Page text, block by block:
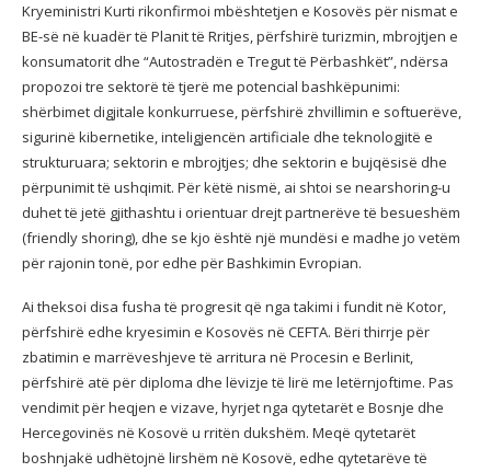
Kryeministri Kurti rikonfirmoi mbështetjen e Kosovës për nismat e
BE-së në kuadër të Planit të Rritjes, përfshirë turizmin, mbrojtjen e
konsumatorit dhe “Autostradën e Tregut të Përbashkët”, ndërsa
propozoi tre sektorë të tjerë me potencial bashkëpunimi:
shërbimet digjitale konkurruese, përfshirë zhvillimin e softuerëve,
sigurinë kibernetike, inteligjencën artificiale dhe teknologjitë e
strukturuara; sektorin e mbrojtjes; dhe sektorin e bujqësisë dhe
përpunimit të ushqimit. Për këtë nismë, ai shtoi se nearshoring-u
duhet të jetë gjithashtu i orientuar drejt partnerëve të besueshëm
(friendly shoring), dhe se kjo është një mundësi e madhe jo vetëm
për rajonin tonë, por edhe për Bashkimin Evropian.
Ai theksoi disa fusha të progresit që nga takimi i fundit në Kotor,
përfshirë edhe kryesimin e Kosovës në CEFTA. Bëri thirrje për
zbatimin e marrëveshjeve të arritura në Procesin e Berlinit,
përfshirë atë për diploma dhe lëvizje të lirë me letërnjoftime. Pas
vendimit për heqjen e vizave, hyrjet nga qytetarët e Bosnje dhe
Hercegovinës në Kosovë u rritën dukshëm. Meqë qytetarët
boshnjakë udhëtojnë lirshëm në Kosovë, edhe qytetarëve të